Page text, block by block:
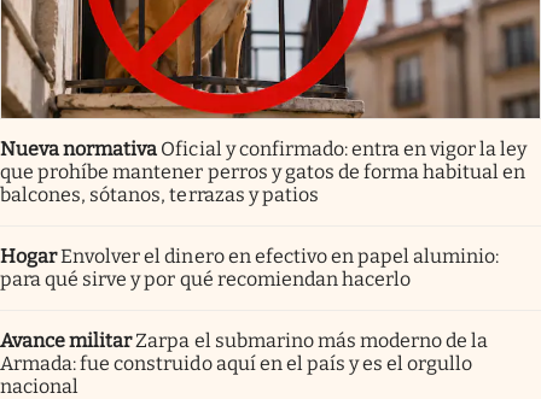
Nueva normativa Oficial y confirmado: entra en vigor la ley
que prohíbe mantener perros y gatos de forma habitual en
balcones, sótanos, terrazas y patios
HogarEnvolver el dinero en efectivo en papel aluminio:
para qué sirve y por qué recomiendan hacerlo
Avance militarZarpa el submarino más moderno de la
Armada: fue construido aquí en el país y es el orgullo
nacional